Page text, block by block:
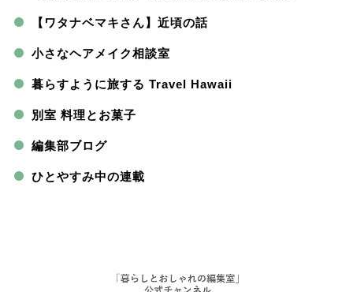
【ワタナベマキさん】近頃の話
小さなヘアメイク相談室
暮らすように旅する Travel Hawaii
別室 料理とお菓子
編集部ブログ
ひとやすみ中の連載